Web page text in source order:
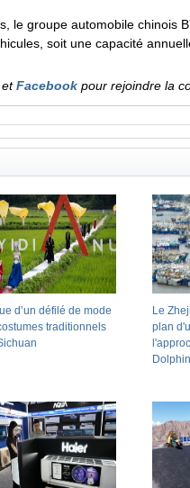
le groupe automobile chinois
soit une capacité
Facebookpour rejoindre la